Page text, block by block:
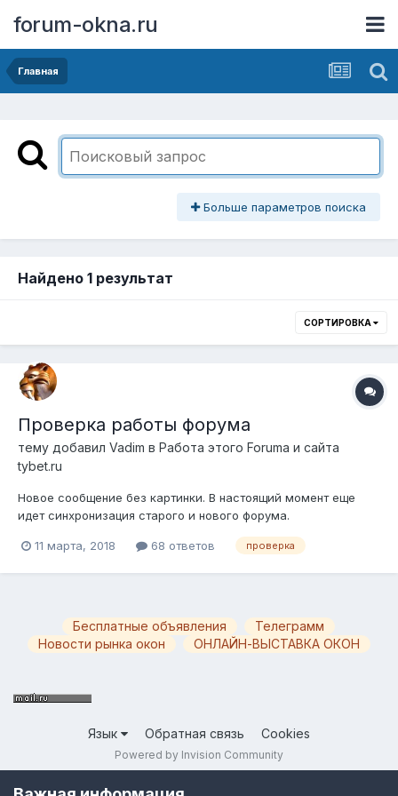
forum-okna.ru
Главная
Больше параметров поиска
Найдено 1 результат
СОРТИРОВКА
Проверка работы форума
тему добавил Vadim в Работа этого Forumа и сайта
tybet.ru
Новое сообщение без картинки. В настоящий момент еще
идет синхронизация старого и нового форума.
11 марта, 2018 68 ответов проверка
Бесплатные объявления
Телеграмм
Новости рынка окон
ОНЛАЙН-ВЫСТАВКА ОКОН
Язык Обратная связь Cookies
Powered by Invision Community